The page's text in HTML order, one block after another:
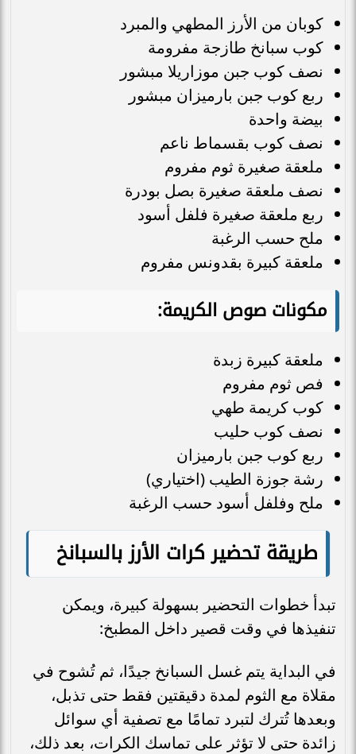
كوبان من الأرز المطهي والمبرد
كوب سبانخ طازجة مفرومة
نصف كوب جبن موزاريلا مبشور
ربع كوب جبن بارميزان مبشور
بيضة واحدة
نصف كوب بقسماط ناعم
ملعقة صغيرة ثوم مفروم
نصف ملعقة صغيرة بصل بودرة
ربع ملعقة صغيرة فلفل أسود
ملح حسب الرغبة
ملعقة كبيرة بقدونس مفروم
مكونات صوص الكريمة:
ملعقة كبيرة زبدة
فص ثوم مفروم
كوب كريمة طهي
نصف كوب حليب
ربع كوب جبن بارميزان
رشة جوزة الطيب (اختياري)
ملح وفلفل أسود حسب الرغبة
طريقة تحضير كرات الأرز بالسبانخ
تبدأ خطوات التحضير بسهولة كبيرة، ويمكن
تنفيذها في وقت قصير داخل المطبخ:
في البداية يتم غسل السبانخ جيدًا، ثم تُشوح في
مقلاة مع الثوم لمدة دقيقتين فقط حتى تذبل،
وبعدها تُترك لتبرد تمامًا مع تصفية أي سوائل
زائدة حتى لا تؤثر على تماسك الكرات، بعد ذلك،